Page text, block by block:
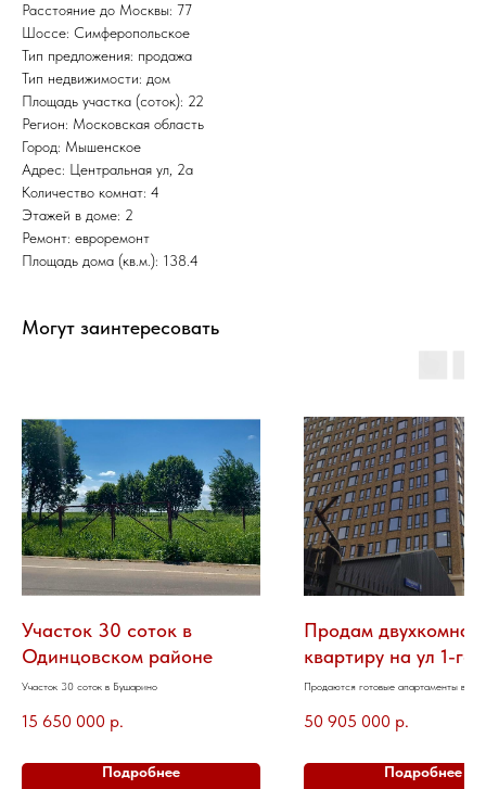
Расстояние до Москвы: 77
Шоссе: Симферопольское
Тип предложения: продажа
Тип недвижимости: дом
Площадь участка (соток): 22
Регион: Московская область
Город: Мышенское
Адрес: Центральная ул, 2а
Количество комнат: 4
Этажей в доме: 2
Ремонт: евроремонт
Площадь дома (кв.м.): 138.4
Могут заинтересовать
Участок 30 соток в
Одинцовском районе
Участок 30 соток в Бушарино
15 650 000 р.
Подробнее
Продам
квартиру на ул 1-го
Ямского Поля
Продаются готовые апартаменты в
50 905 000 р.
Подробнее